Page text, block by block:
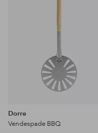
Dorre
Vendespade BBQ